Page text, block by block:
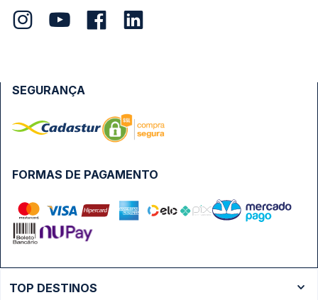
FORMAS DE PAGAMENTO
SEGURANÇA
TOP DESTINOS